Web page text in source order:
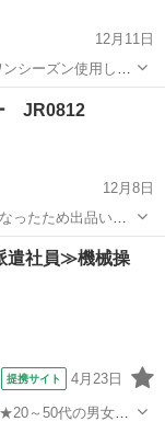
12月11日
シーズン使用しま
したがしばらく使用していないのでお譲りします。 DHP-7001
JR0812
12月8日
ったため出品いた
るかと思います。
調家電 デロンギ
遣社員≫機械操
提携サイト 4月23日
～50代の男女活